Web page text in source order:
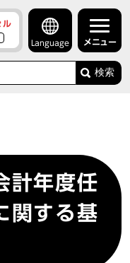
ル
Language メニュー
検索
計年度任
関する基